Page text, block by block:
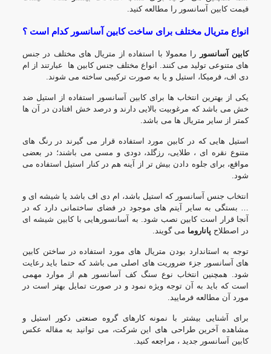
قیمت کابین آسانسور را مطالعه کنید.
انواع متریال مختلف برای ساخت کابین آسانسور کدام است ؟
کابین آسانسور
را معمولا با استفاده از متریال های مختلف در جنس
های متنوعی تولید می کنند. انواع مختلف جنس کابین ها عبارتند از ام
دی اف، فرمیکا، استیل و یا به صورت ترکیبی ساخته می شوند.
یکی از بهترین انتخاب ها برای کابین آسانسور استفاده از استیل ضد
خش می باشد که مرغوبیت بالایی دارند و درصد خش افتادن در آن ها
کمتر از سایر متریال ها می باشد.
استیل هایی که در کابین مورد استفاده قرار می گیرند در رنگ های
متنوع نقره ای ، طلایی، رزگلد، دودی و مسی می باشند؛ در بعضی
مواقع، برای جلوه دادن بیش تر از آینه هم در کنار استیل استفاده می
شود.
انتخاب جنس آسانسور که استیل باشد، ام دی اف باشد یا شیشه ای و
… بستگی به سایر آیتم های موجود در فضای ساختمانی دارد که در
آنجا قرار است کابین نصب شود. به آسانسورهایی با کابین شیشه ای
در اصطلاح پاناروما می گویند.
توجه به استاندارد بودن متریال های مورد استفاده در ساختن کابین
های آسانسور جزء ضروریت های اصلی می باشد که حتما باید رعایت
شود. همچنین انتخاب نوع سنگ کف آسانسور
هم از موارد مهمی
است که باید به آن توجه ویژه نمود و در صورت تمایل بهتر است در
مورد آن مطالعه فرمایید.
برای آشنایی بیشتر با نمونه کارهای گروه صنعتی دکور استیل و
مشاهده آخرین طراحی های این شرکت، می توانید به مقاله عکس
کابین آسانسور جدید، مراجعه کنید.